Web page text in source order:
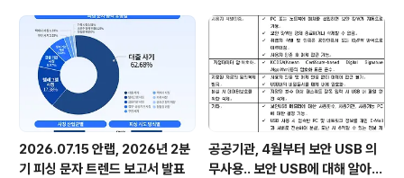
2026.07.15 안랩, 2026년 2분
기 피싱 문자 트렌드 보고서 발표
공공기관, 4월부터 보안 USB 의
무사용.. 보안 USB에 대해 알아봅